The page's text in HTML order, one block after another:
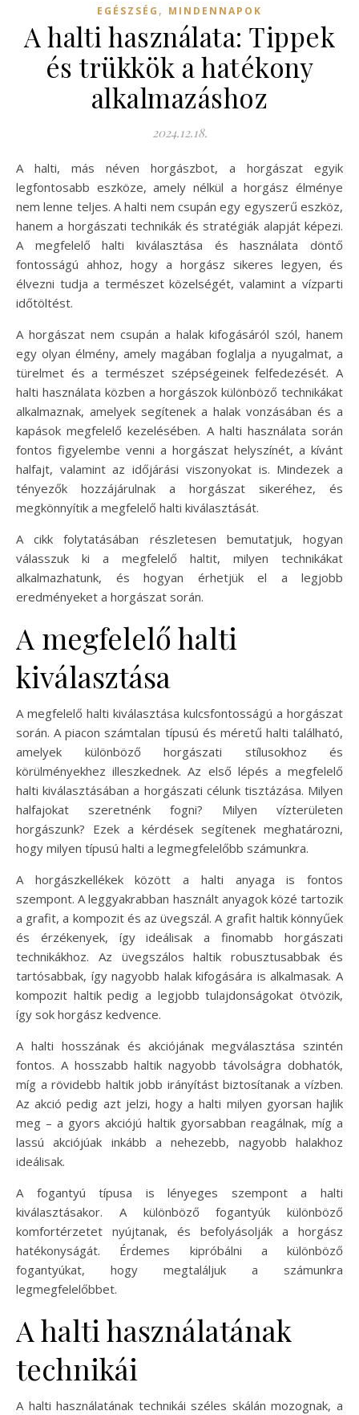
EGÉSZSÉG , MINDENNAPOK
A halti használata: Tippek
és trükkök a hatékony
alkalmazáshoz
2024.12.18.
A halti, más néven horgászbot, a horgászat egyik
legfontosabb eszköze, amely nélkül a horgász élménye
nem lenne teljes. A halti nem csupán egy egyszerű eszköz,
hanem a horgászati technikák és stratégiák alapját képezi.
A megfelelő halti kiválasztása és használata döntő
fontosságú ahhoz, hogy a horgász sikeres legyen, és
élvezni tudja a természet közelségét, valamint a vízparti
időtöltést.
A horgászat nem csupán a halak kifogásáról szól, hanem
egy olyan élmény, amely magában foglalja a nyugalmat, a
türelmet és a természet szépségeinek felfedezését. A
halti használata közben a horgászok különböző technikákat
alkalmaznak, amelyek segítenek a halak vonzásában és a
kapások megfelelő kezelésében. A halti használata során
fontos figyelembe venni a horgászat helyszínét, a kívánt
halfajt, valamint az időjárási viszonyokat is. Mindezek a
tényezők hozzájárulnak a horgászat sikeréhez, és
megkönnyítik a megfelelő halti kiválasztását.
A cikk folytatásában részletesen bemutatjuk, hogyan
válasszuk ki a megfelelő haltit, milyen technikákat
alkalmazhatunk, és hogyan érhetjük el a legjobb
eredményeket a horgászat során.
A megfelelő halti
kiválasztása
A megfelelő halti kiválasztása kulcsfontosságú a horgászat
során. A piacon számtalan típusú és méretű halti található,
amelyek különböző horgászati stílusokhoz és
körülményekhez illeszkednek. Az első lépés a megfelelő
halti kiválasztásában a horgászati célunk tisztázása. Milyen
halfajokat szeretnénk fogni? Milyen vízterületen
horgászunk? Ezek a kérdések segítenek meghatározni,
hogy milyen típusú halti a legmegfelelőbb számunkra.
A horgászkellékek között a halti anyaga is fontos
szempont. A leggyakrabban használt anyagok közé tartozik
a grafit, a kompozit és az üvegszál. A grafit haltik könnyűek
és érzékenyek, így ideálisak a finomabb horgászati
technikákhoz. Az üvegszálos haltik robusztusabbak és
tartósabbak, így nagyobb halak kifogására is alkalmasak. A
kompozit haltik pedig a legjobb tulajdonságokat ötvözik,
így sok horgász kedvence.
A halti hosszának és akciójának megválasztása szintén
fontos. A hosszabb haltik nagyobb távolságra dobhatók,
míg a rövidebb haltik jobb irányítást biztosítanak a vízben.
Az akció pedig azt jelzi, hogy a halti milyen gyorsan hajlik
meg – a gyors akciójú haltik gyorsabban reagálnak, míg a
lassú akciójúak inkább a nehezebb, nagyobb halakhoz
ideálisak.
A fogantyú típusa is lényeges szempont a halti
kiválasztásakor. A különböző fogantyúk különböző
komfortérzetet nyújtanak, és befolyásolják a horgász
hatékonyságát. Érdemes kipróbálni a különböző
fogantyúkat, hogy megtaláljuk a számunkra
legmegfelelőbbet.
A halti használatának
technikái
A halti használatának technikái széles skálán mozognak, a